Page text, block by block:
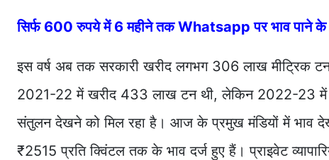
सिर्फ 600 रुपये में 6 महीने तक Whatsapp पर भाव
इस वर्ष अब तक सरकारी खरीद लगभग 306 लाख मीट्रिक
2021-22 में खरीद 433 लाख टन थी, लेकिन 2022-23 में
संतुलन देखने को मिल रहा है। आज के प्रमुख मंडियों में भाव
₹2515 प्रति क्विंटल तक के भाव दर्ज हुए हैं। प्राइवेट